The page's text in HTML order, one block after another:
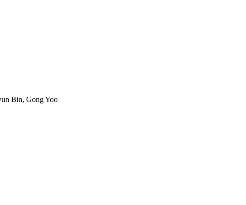
Bin, Gong Yoo